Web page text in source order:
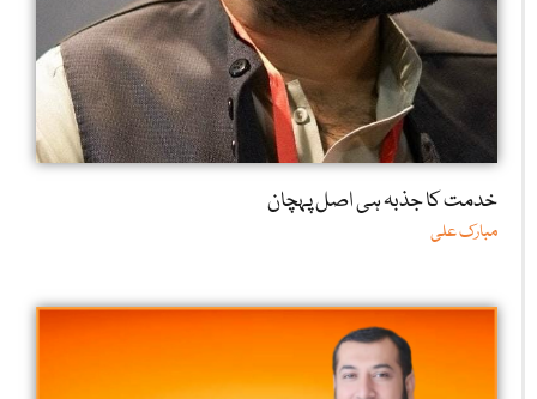
خدمت کا جذبہ ہی اصل پہچان
مبارک علی